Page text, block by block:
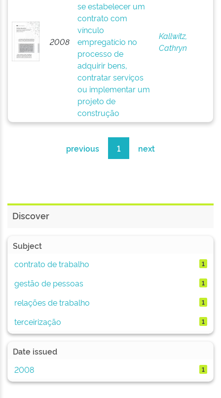
2008
se estabelecer um
contrato com
vínculo
empregatício no
processo de
adquirir bens,
contratar serviços
ou implementar um
projeto de
construção
Kallwitz,
Cathryn
previous 1 next
Discover
Subject
contrato de trabalho
1
gestão de pessoas 1
relações de trabalho 1
terceirização 1
Date issued
2008
1